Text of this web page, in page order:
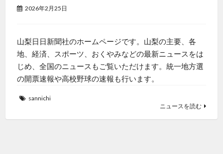
2026年2月25日
山梨日日新聞社のホームページです。山梨の主要、各
地、経済、スポーツ、おくやみなどの最新ニュースをは
じめ、全国のニュースもご覧いただけます。統一地方選
の開票速報や高校野球の速報も行います。
sannichi
ニュースを読む